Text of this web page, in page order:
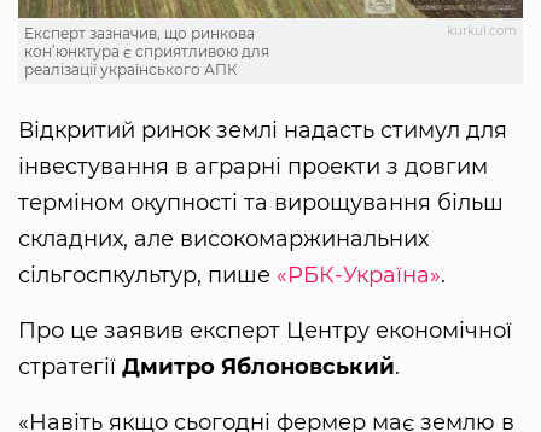
kurkul.com
Експерт зазначив, що ринкова
кон’юнктура є сприятливою для
реалізації українського АПК
Відкритий ринок землі надасть стимул для
інвестування в аграрні проекти з довгим
терміном окупності та вирощування більш
складних, але високомаржинальних
сільгоспкультур, пише «РБК-Україна».
Про це заявив експерт Центру економічної
стратегії Дмитро Яблоновський.
«Навіть якщо сьогодні фермер має землю в